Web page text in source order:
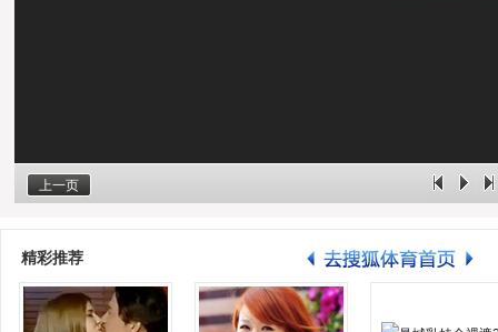
上一页
精彩推荐